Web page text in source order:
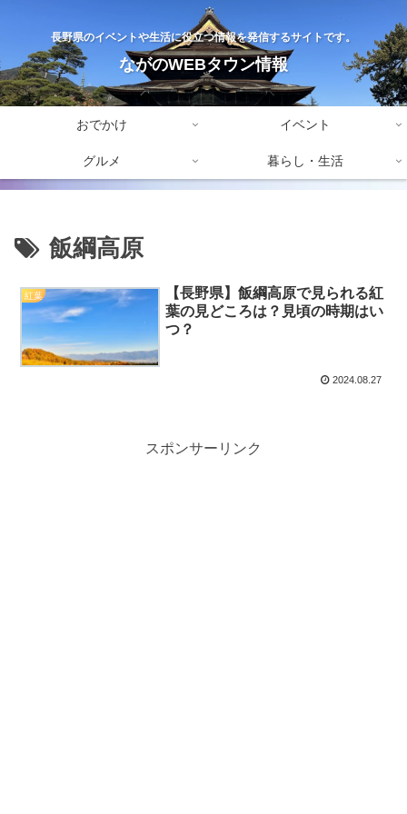
長野県のイベントや生活に役立つ情報を発信するサイトです。
ながのWEBタウン情報
おでかけ イベント
グルメ 暮らし・生活
飯綱高原
紅葉
【長野県】飯綱高原で見られる紅
葉の見どころは？見頃の時期はい
つ？
2024.08.27
スポンサーリンク